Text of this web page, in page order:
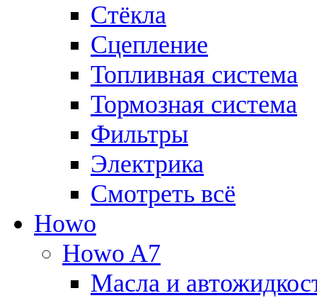
Стёкла
Сцепление
Топливная система
Тормозная система
Фильтры
Электрика
Смотреть всё
Howo
Howo A7
Масла и